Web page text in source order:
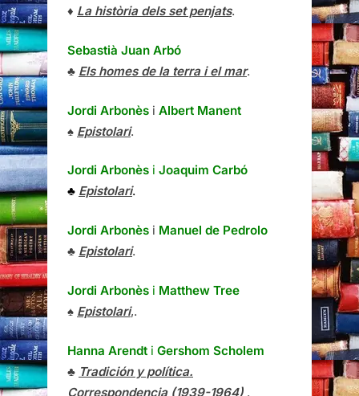
♦ La història dels set penjats.
Sebastià Juan Arbó
♣ Els homes de la terra i el mar.
Jordi Arbonès i Albert Manent
♠ Epistolari.
Jordi Arbonès i Joaquim Carbó
♣ Epistolari.
Jordi Arbonès i Manuel de Pedrolo
♣ Epistolari.
Jordi Arbonès i Matthew Tree
♠ Epistolari,.
Hanna Arendt i Gershom Scholem
♣ Tradición y política.
Correspondencia (1939-1964) .